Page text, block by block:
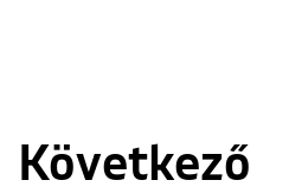
Következő